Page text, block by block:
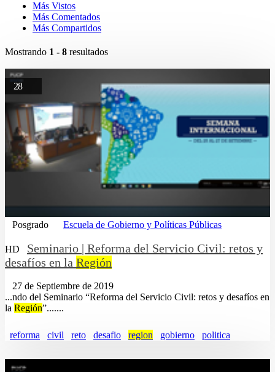
Más Vistos
Más Comentados
Más Compartidos
Mostrando 1 - 8 resultados
28
Posgrado Escuela de Gobierno y Políticas Públicas
HD
Seminario | Reforma del Servicio Civil: retos y
desafíos en la Región
27 de Septiembre de 2019
...ndo del Seminario “Reforma del Servicio Civil: retos y desafíos en
la Región”.......
reforma civil reto desafio region gobierno politica